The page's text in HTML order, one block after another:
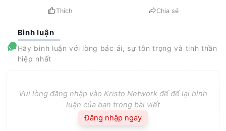
Thích Chia sẻ
Bình luận
Hãy bình luận với lòng bác ái, sự tôn trọng và tinh thần
hiệp nhất
Vui lòng đăng nhập vào Kristo Network để để lại bình
luận của bạn trong bài viết
Đăng nhập ngay